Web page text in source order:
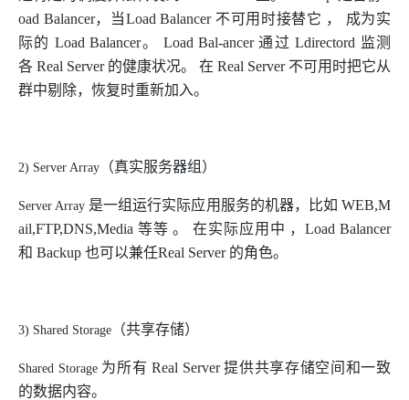
oad Balancer，当Load Balancer 不可用时接替它 ， 成为实
际的Load Balancer。 Load Bal-ancer通过Ldirectord 监测
各 Real Server 的健康状况。 在 Real Server 不可用时把它从
群中剔除，恢复时重新加入。
2) Server Array （真实服务器组）
Server Array 是一组运行实际应用服务的机器，比如WEB,M
ail,FTP,DNS,Media 等等 。 在实际应用中 ，Load Balancer
和 Backup 也可以兼任Real Server 的角色。
3) Shared Storage （共享存储）
Shared Storage 为所有Real Server提供共享存储空间和一致
的数据内容。